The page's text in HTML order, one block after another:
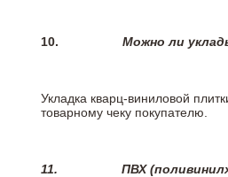
10. Можно ли
Укладка кварц-виниловой
товарному чеку покупателю.
11. ПВХ